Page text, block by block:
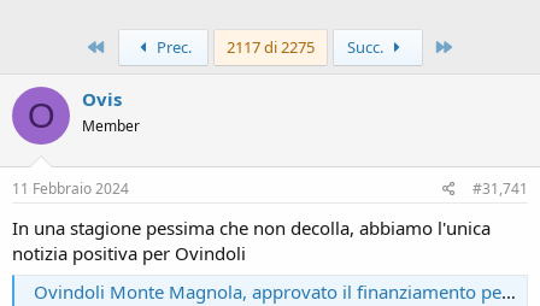
Primo Prec. 2117 di 2275 Succ.
O Ovis
Member
11 Febbraio 2024 #31,741
In una stagione pessima che non decolla, abbiamo l'unica
notizia positiva per Ovindoli
Ovindoli Monte Magnola, approvato il finanziamento per il secondo lotto di impianti (VIDEO)